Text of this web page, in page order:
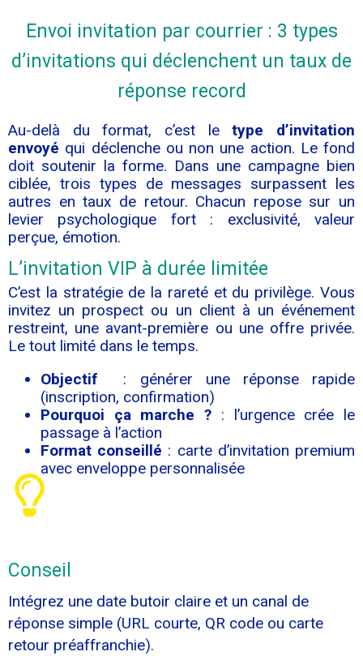
Envoi invitation par courrier : 3 types
d’invitations qui déclenchent un taux de
réponse record
Au-delà du format, c’est letype d’invitation
envoyé qui déclenche ou non une action. Le fond
doit soutenir la forme. Dans une campagne bien
ciblée, trois types de messages surpassent les
autres en taux de retour. Chacun repose sur un
levier psychologique fort : exclusivité, valeur
perçue, émotion.
L’invitation VIP à durée limitée
C’est la stratégie de la rareté et du privilège. Vous
invitez un prospect ou un client à un événement
restreint, une avant-première ou une offre privée.
Le tout limité dans le temps.
Objectif : générer une réponse rapide
(inscription, confirmation)
Pourquoi ça marche ? : l’urgence crée le
passage à l’action
Format conseillé : carte d’invitation premium
avec enveloppe personnalisée
Conseil
Intégrez une date butoir claire et un canal de
réponse simple (URL courte, QR code ou carte
retour préaffranchie).